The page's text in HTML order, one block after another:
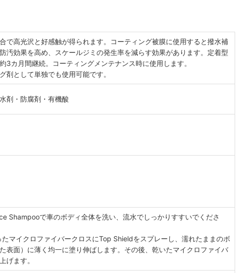
で高光沢と好感触が得られます。コーティング被膜に使用すると撥水補
汚効果を高め、スケールジミの発生率を減らす効果があります。定着型
3カ月間継続。コーティングメンテナンス時に使用します。
剤として単独でも使用可能です。
剤・防腐剤・有機酸
Shampooで車のボディ全体を洗い、流水でしっかりすすいでくださ
マイクロファイバークロスにTop Shieldをスプレーし、濡れたままのボ
表面）に薄く均一に塗り伸ばします。その後、乾いたマイクロファイバ
げます。